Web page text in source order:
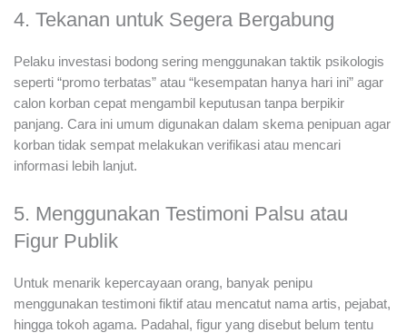
4. Tekanan untuk Segera Bergabung
Pelaku investasi bodong sering menggunakan taktik psikologis
seperti “promo terbatas” atau “kesempatan hanya hari ini” agar
calon korban cepat mengambil keputusan tanpa berpikir
panjang. Cara ini umum digunakan dalam skema penipuan agar
korban tidak sempat melakukan verifikasi atau mencari
informasi lebih lanjut.
5. Menggunakan Testimoni Palsu atau
Figur Publik
Untuk menarik kepercayaan orang, banyak penipu
menggunakan testimoni fiktif atau mencatut nama artis, pejabat,
hingga tokoh agama. Padahal, figur yang disebut belum tentu